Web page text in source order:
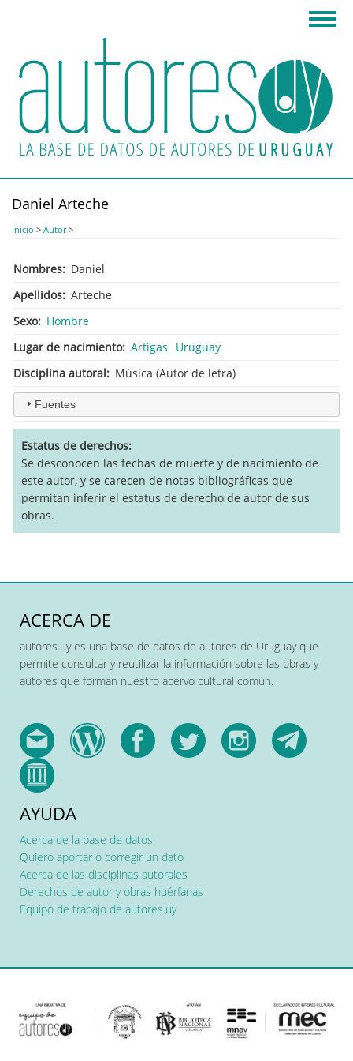
principal
Daniel Arteche
Inicio > Autor>
Nombres
Daniel
Apellidos Arteche
Sexo
Hombre
Lugar de nacimiento Artigas
Uruguay
Disciplina autoral
Música (Autor de letra)
Fuentes
Estatus de derechos
Se desconocen las fechas de muerte y de nacimiento de
este autor, y se carecen de notas bibliográficas que
permitan inferir el estatus de derecho de autor de sus
obras.
ACERCA DE
autores.uy es una base de datos de autores de Uruguay que
permite consultar y reutilizar la información sobre las obras y
autores que forman nuestro acervo cultural común.
AYUDA
Acerca de la base de datos
Quiero aportar o corregir un dato
Acerca de las disciplinas autorales
Derechos de autor y obras huérfanas
Equipo de trabajo de autores.uy